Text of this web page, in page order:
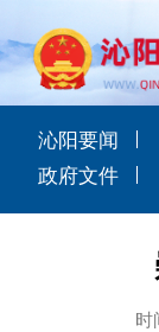
沁阳要闻
政府文件